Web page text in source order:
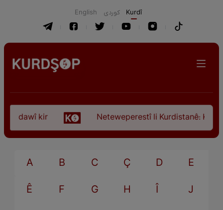
English كوردی Kurdî
dawî kir Neteweperestî li Kurdistanê:
A B C Ç D E
Ê F G H Î J